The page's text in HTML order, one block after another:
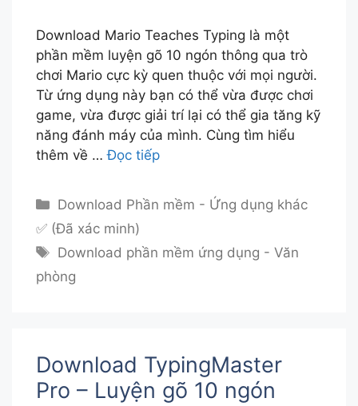
Download Mario Teaches Typing là một
phần mềm luyện gõ 10 ngón thông qua trò
chơi Mario cực kỳ quen thuộc với mọi người.
Từ ứng dụng này bạn có thể vừa được chơi
game, vừa được giải trí lại có thể gia tăng kỹ
năng đánh máy của mình. Cùng tìm hiểu
thêm về …Đọc tiếp
Danh
mục
Download Phần mềm - Ứng dụng khác
✅ (Đã xác minh)
Thẻ
Download phần mềm ứng dụng - Văn
phòng
Download TypingMaster
Pro – Luyện gõ 10 ngón